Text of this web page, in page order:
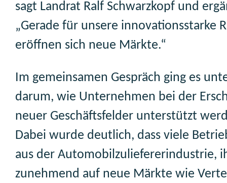
sagt Landrat Ralf Schwarzkopf und
„Gerade für unsere innovationsstarke
eröffnen sich neue Märkte.“
Im gemeinsamen Gespräch ging es
darum, wie Unternehmen bei der
neuer Geschäftsfelder unterstützt
Dabei wurde deutlich, dass viele
aus der Automobilzuliefererindustrie,
zunehmend auf neue Märkte wie